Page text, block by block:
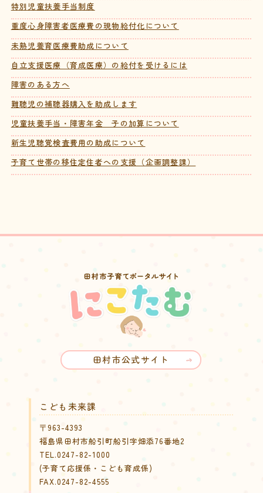
特別児童扶養手当制度
重度心身障害者医療費の現物給付化について
未熟児養育医療費助成について
自立支援医療（育成医療）の給付を受けるには
障害のある方へ
難聴児の補聴器購入を助成します
児童扶養手当・障害年金 子の加算について
新生児聴覚検査費用の助成について
子育て世帯の移住定住者への支援（企画調整課）
田村市公式サイト
こども未来課
〒963-4393
福島県田村市船引町船引字畑添76番地2
TEL.0247-82-1000
(子育て応援係・こども育成係)
FAX.0247-82-4555